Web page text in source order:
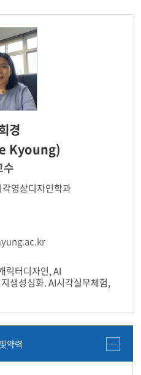
경
Kyoung)
수
영상디자인학과
릭터디자인, AI
생성심화. AI시각실무체험,
약력